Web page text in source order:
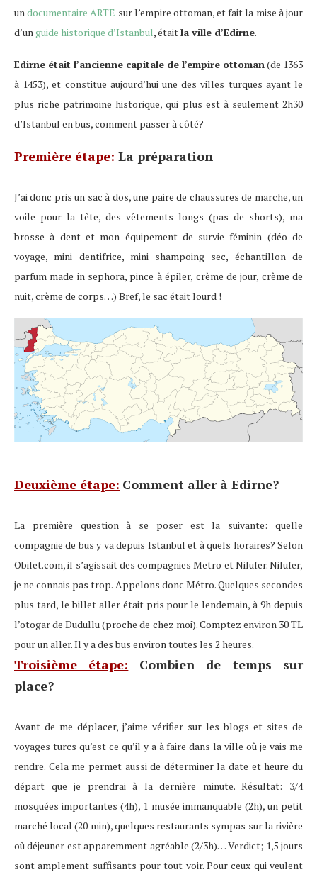
undocumentaire ARTE sur l’empire ottoman, et fait la mise à jour
d’unguide historique d’Istanbul, étaitla ville d’Edirne.
Edirne était l’ancienne capitale de l’empire ottoman(de 1363
à 1453), et constitue aujourd’hui une des villes turques ayant le
plus riche patrimoine historique, qui plus est à seulement 2h30
d’Istanbul en bus, comment passer à côté?
Première étape: La préparation
J’ai donc pris un sac à dos, une paire de chaussures de marche, un
voile pour la tête, des vêtements longs (pas de shorts), ma
brosse à dent et mon équipement de survie féminin (déo de
voyage, mini dentifrice, mini shampoing sec, échantillon de
parfum made in sephora, pince à épiler, crème de jour, crème de
nuit, crème de corps…) Bref, le sac était lourd !
Deuxième étape: Comment aller à Edirne?
La première question à se poser est la suivante: quelle
compagnie de bus y va depuis Istanbul et à quels horaires? Selon
Obilet.com, il s’agissait des compagnies Metro et Nilufer. Nilufer,
je ne connais pas trop. Appelons donc Métro. Quelques secondes
plus tard, le billet aller était pris pour le lendemain, à 9h depuis
l’otogar de Dudullu (proche de chez moi). Comptez environ 30 TL
pour un aller. Il y a des bus environ toutes les 2 heures.
Troisième étape:
Combien de temps sur
place?
Avant de me déplacer, j’aime vérifier sur les blogs et sites de
voyages turcs qu’est ce qu’il y a à faire dans la ville où je vais me
rendre. Cela me permet aussi de déterminer la date et heure du
départ que je prendrai à la dernière minute. Résultat: 3/4
mosquées importantes (4h), 1 musée immanquable (2h), un petit
marché local (20 min), quelques restaurants sympas sur la rivière
où déjeuner est apparemment agréable (2/3h)… Verdict; 1,5 jours
sont amplement suffisants pour tout voir. Pour ceux qui veulent